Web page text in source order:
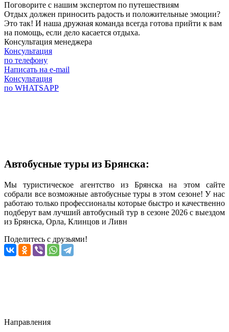
Поговорите с нашим экспертом по путешествиям
Отдых должен приносить радость и положительные эмоции?
Это так! И наша дружная команда всегда готова прийти к вам
на помощь, если дело касается отдыха.
Консультация менеджера
Консультация
по телефону
Написать на e-mail
Консультация
по WHATSAPP
Автобусные туры из Брянска:
Мы туристическое агентство из Брянска на этом сайте
собрали все возможные автобусные туры в этом сезоне! У нас
работаю только профессионалы которые быстро и качественно
подберут вам лучший автобусный тур в сезоне 2026 с выездом
из Брянска, Орла, Клинцов и Ливн
Поделитесь с друзьями!
Направления